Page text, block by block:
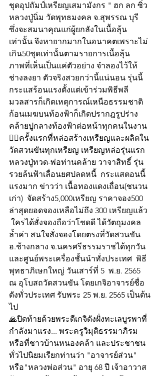
ชุดอุปถัมป์เหรียญเสมามังกร " ฮก ลก ซิ่ว
หลวงปู่นิ่ม วัดพุทธมงคล จ.สุพรรณ บุรี
ซึ่งจะสมนาคุณแก่ผู้ยกลังในเนื้อลุ้น
เท่านั้น จึงหายากมากในอนาคตเพราะไม่
เกิน50ชุดเท่านั้นตามรายการเนื้อลุ้น
ภาพที่เห็นเป็นแค่ตัวอย่าง จำลองไว้ให้
ช่างลงยา ตัวจริงสวยกว่านี้แน่นอน รุ่นนี้
กระแสร้อนแรงตั้งแต่เข้าร่วมพิธีพลี
มวลสารก็เกิดเหตุการณ์เหนือธรรมชาติ
ก้อนเมฆบนท้องฟ้าก็เกิดปรากฎรูปร่าง
คล้ายปูกลางท้องฟ้าต่อหน้าทุกคนในงาน
👍🏻ครั้งแรกที่หล่อสร้างเหรียญและผลิตใน
วัดสวนขันทุกเหรียญ เหรียญหล่อรุ่นแรก
หลวงปู่ทวด-พ่อท่านคล้าย วาจาสิทธิ์ รุ่น
รวยล้นฟ้าเลื่อนยศปลดหนี้  กระแสตอนนี้
แรงมาก ข่าวว่า เนื้อทองแดงเถื่อน(ชนวน
เก่า)  จัดสร้าง5,000เหรียญ ราคาจอง500
ล่าสุดยอดจองเหลือไม่ถึง 300 เหรียญแล้ว
ใครได้สั่งจองถือว่าโชดดี ได้วัตถุมงคล
ล้ำค่า สนใจสั่งจองโดยตรงที่วัดสวนขัน
อ.ช้างกลาง จ.นครศรีธรรมราชได้ทุกวัน
และศูนย์พระเครื่องชั้นนำทั่งประเทศ  พิธี
พุทธาภิเษกใหญ่ วันเสาร์ที่ 5  พ.ย. 2565
ณ อุโบสถวัดสวนขัน โดยเกจิอาจารย์ชื่อ
ดังทั่วประเทศ รับพระ 25 พ.ย. 2565 เป็นต้น
ไป
🙏ปิดท้ายด้วยพระดีเกจิดังฝั่งทะเลบูรพาที่
กำลังมาแรง... พระครูวิมุติธรรมาภิรม
หรือที่ชาวบ้านหนองคล้า และประชาชน
ทั่วไปนิยมเรียกท่านว่า "อาจารย์ส่วน"
หรือ"หลวงพ่อส่วน" อายุ 68 ปี เจ้าอาวาส